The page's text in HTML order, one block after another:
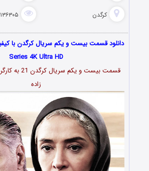
کرگدن ۱۳۶۳۰۵ بازدید
Series 4K Ultra HD
قسمت بیست و یکم سریال کرگدن 21 به کارگردانی کیارش
زاده